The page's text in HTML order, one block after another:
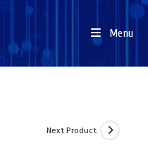
Menu
Next Product